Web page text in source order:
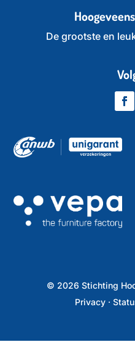
De grootste en
© 2026 Stichting
Privacy·